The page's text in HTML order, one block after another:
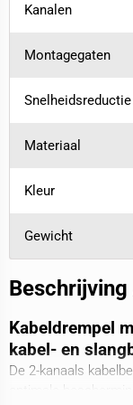
Kanalen
Montagegaten
Snelheidsreductie
Materiaal
Kleur
Gewicht
Kabeldrempel
kabel- en
De 2‑kanaals
optimale